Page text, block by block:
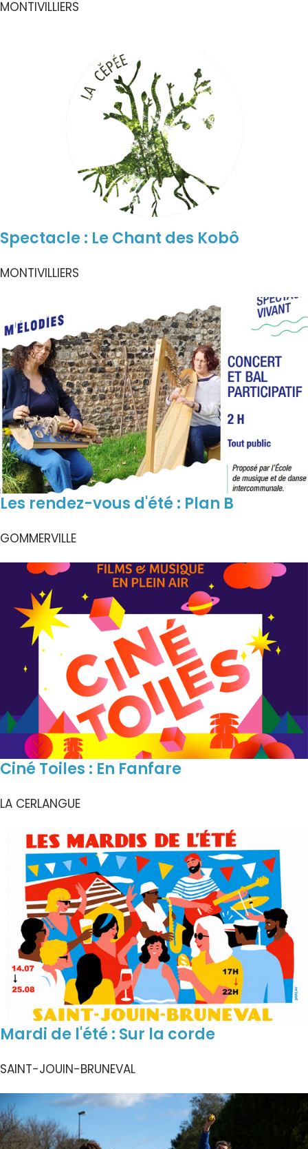
MONTIVILLIERS
Spectacle : Le Chant des Kobô
MONTIVILLIERS
Les rendez-vous d'été : Plan B
GOMMERVILLE
Ciné Toiles : En Fanfare
LA CERLANGUE
Mardi de l'été : Sur la corde
SAINT-JOUIN-BRUNEVAL